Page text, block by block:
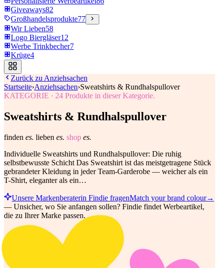
Giveaways82
Großhandelsprodukte77
Wir Lieben58
Logo Biergläser12
Werbe Trinkbecher7
Krüge4
Zurück zu Anziehsachen
Startseite›Anziehsachen›Sweatshirts & Rundhalspullover
KATEGORIE · 24 Produkte in dieser Kategorie.
Sweatshirts & Rundhalspullover
finden es. lieben es. shop es.
Individuelle Sweatshirts und Rundhalspullover: Die ruhig
selbstbewusste Schicht Das Sweatshirt ist das meistgetragene Stück
gebrandeter Kleidung in jeder Team-Garderobe — weicher als ein
T-Shirt, eleganter als ein…
Unsere Markenberaterin Findie fragenMatch your brand colour→
— Unsicher, wo Sie anfangen sollen? Findie findet Werbeartikel,
die zu Ihrer Marke passen.